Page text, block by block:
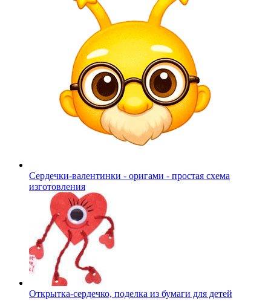
Сердечки-валентинки - оригами - простая схема
изготовления
Открытка-сердечко, поделка из бумаги для детей